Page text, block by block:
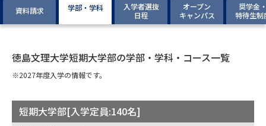
留学・進学関連、塾・予備校
大学入学共通テスト「受験案
内」の請求
配慮案内」の請求
幼稚園教員資格認定試験
高等学校（情報）教員資格認定
試験
資料請求 学部・学科
入学者選抜
日程
オープン
キャンパス
奨学金
特待生制
徳島文理大学短期大学部の学部・学科・コース一覧
※2027年度入学の情報です。
短期大学部[入学定員:140名]